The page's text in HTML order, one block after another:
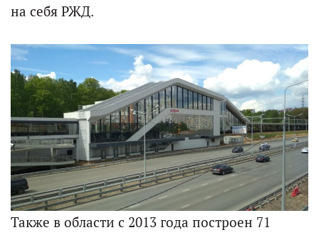
на себя РЖД.
Также в области с 2013 года построен 71